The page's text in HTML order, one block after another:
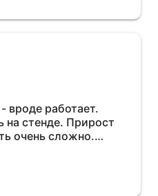
вроде работает.
на стенде. Прирост
очень сложно.
и посмотрю, что